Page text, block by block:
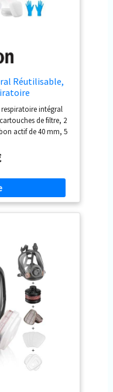
une valve,
rangement
non garanti).
Réutilisable,
intégral
de filtre, 2
actif de 40 mm, 5
le ménage, la
de laboratoire,
n’est pas
lunettes.) Protection
complet est livré
les filtres sans
peut être nettoyé
Durée: Notre
en silicone
étanche,
Le joint en silicone
à l’air, tandis
à la plupart des
idéal pour un port
fatigue. Design
avec filtres est
polycarbonate